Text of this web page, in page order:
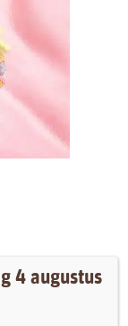
4 augustus